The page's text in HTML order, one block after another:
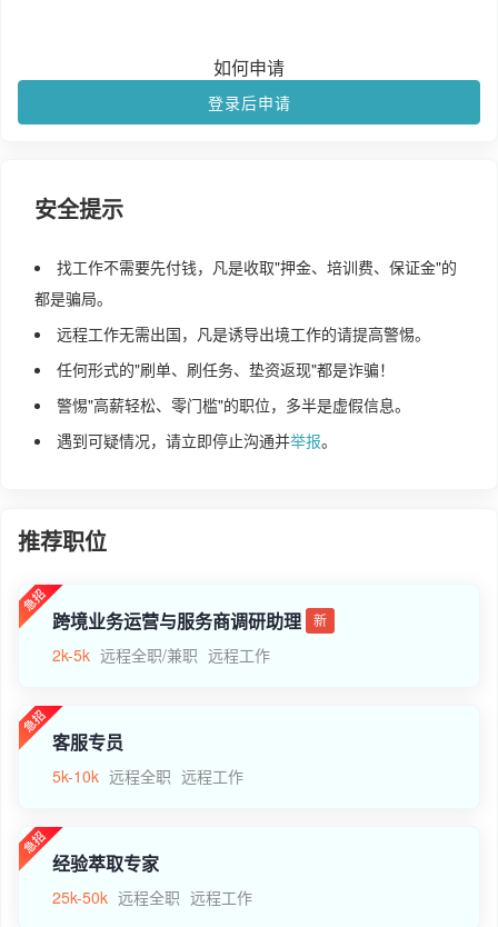
如何申请
登录后申请
安全提示
找工作不需要先付钱，凡是收取"押金、培训费、保证金"的
都是骗局。
远程工作无需出国，凡是诱导出境工作的请提高警惕。
任何形式的"刷单、刷任务、垫资返现"都是诈骗！
警惕"高薪轻松、零门槛"的职位，多半是虚假信息。
遇到可疑情况，请立即停止沟通并举报。
推荐职位
跨境业务运营与服务商调研助理 新
2k-5k 远程全职/兼职 远程工作
客服专员
5k-10k 远程全职 远程工作
经验萃取专家
25k-50k 远程全职 远程工作